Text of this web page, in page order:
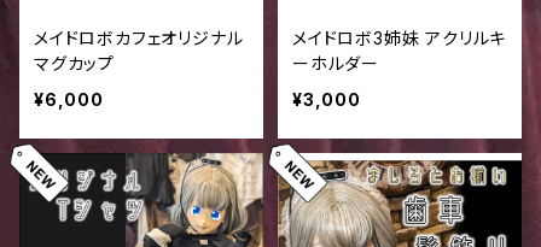
メイドロボカフェオリジナル
マグカップ
¥6,000
メイドロボ3姉妹 アクリルキ
ーホルダー
¥3,000